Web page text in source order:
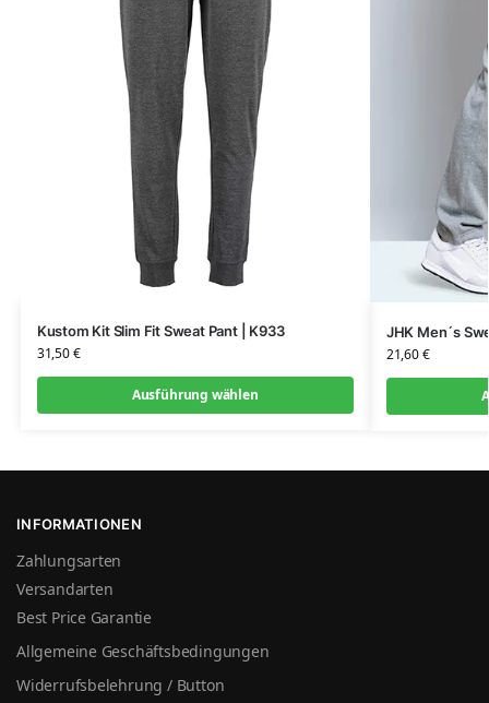
Kustom Kit Slim Fit Sweat Pant | K933
31,50€
Ausführung wählen
JHK Men´s
21,60€
INFORMATIONEN
Zahlungsarten
Versandarten
Best Price Garantie
Allgemeine Geschäftsbedingungen
Widerrufsbelehrung / Button